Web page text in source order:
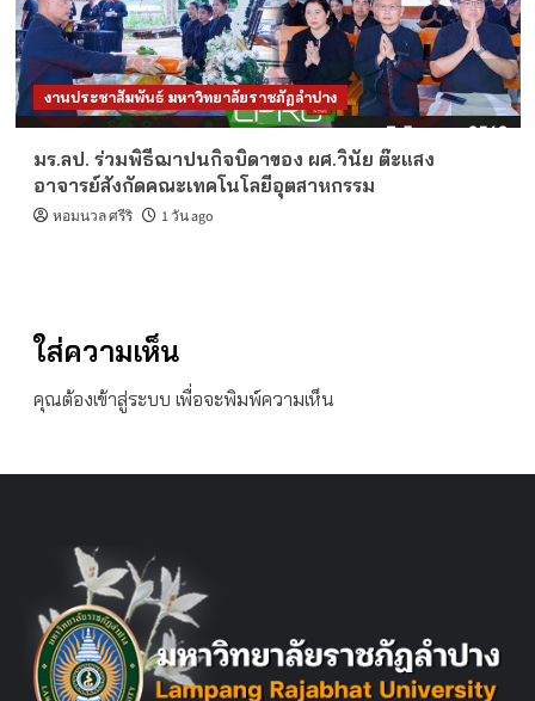
งานประชาสัมพันธ์ มหาวิทยาลัยราชภัฏลำปาง
มร.ลป. ร่วมพิธีฌาปนกิจบิดาของ ผศ.วินัย ต๊ะแสง
อาจารย์สังกัดคณะเทคโนโลยีอุตสาหกรรม
หอมนวล ศรีริ 1 วัน ago
ใส่ความเห็น
คุณต้องเข้าสู่ระบบ เพื่อจะพิมพ์ความเห็น